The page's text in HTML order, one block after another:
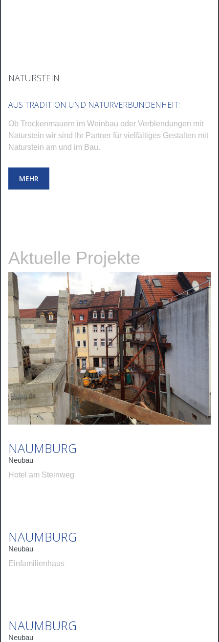
NATURSTEIN
AUS TRADITION UND NATURVERBUNDENHEIT:
Ob Trockenmauern im Weinbau oder Verblendungen mit
Naturstein wir sind Ihr Partner für vielfältiges Gestalten mit
Naturstein am und im Bau.
MEHR
Aktuelle Projekte
NAUMBURG
Neubau
Hotel am Steinweg
NAUMBURG
Neubau
Einfamilienhaus
NAUMBURG
Neubau